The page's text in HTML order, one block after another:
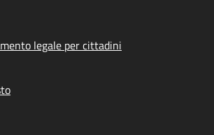
legale per cittadini